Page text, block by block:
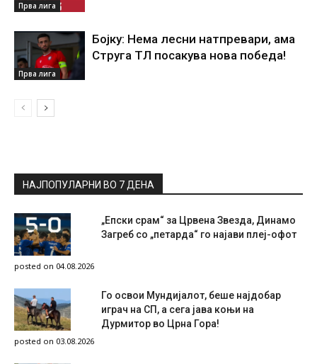
Прва лига
Прва лига
Бојку: Нема лесни натпревари, ама
Струга ТЛ посакува нова победа!
НАЈПОПУЛАРНИ ВО 7 ДЕНА
„Епски срам“ за Црвена Звезда, Динамо
Загреб со „петарда“ го најави плеј-офот
posted on 04.08.2026
Го освои Мундијалот, беше најдобар
играч на СП, а сега јава коњи на
Дурмитор во Црна Гора!
posted on 03.08.2026